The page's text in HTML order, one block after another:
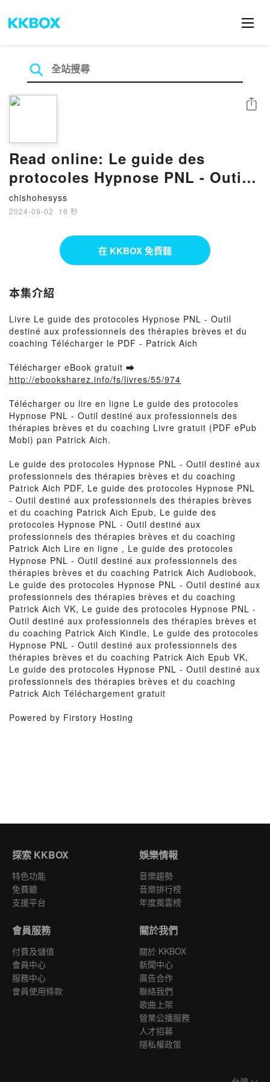
Read online: Le guide des
protocoles Hypnose PNL - Outil
destiné aux professionnels des
thérapies brèves et du coaching
chishohesyss
2024-09-02 · 16 秒
分享
在 KKBOX 免費聽
本集介紹
Livre Le guide des protocoles Hypnose PNL - Outil
destiné aux professionnels des thérapies brèves et du
coaching Télécharger le PDF - Patrick Aich
Télécharger eBook gratuit ➡
http://ebooksharez.info/fs/livres/55/974
Télécharger ou lire en ligne Le guide des protocoles
Hypnose PNL - Outil destiné aux professionnels des
thérapies brèves et du coaching Livre gratuit (PDF ePub
Mobi) pan Patrick Aich.
Le guide des protocoles Hypnose PNL - Outil destiné aux
professionnels des thérapies brèves et du coaching
Patrick Aich PDF, Le guide des protocoles Hypnose PNL
- Outil destiné aux professionnels des thérapies brèves
et du coaching Patrick Aich Epub, Le guide des
protocoles Hypnose PNL - Outil destiné aux
professionnels des thérapies brèves et du coaching
Patrick Aich Lire en ligne , Le guide des protocoles
Hypnose PNL - Outil destiné aux professionnels des
thérapies brèves et du coaching Patrick Aich Audiobook,
Le guide des protocoles Hypnose PNL - Outil destiné aux
professionnels des thérapies brèves et du coaching
Patrick Aich VK, Le guide des protocoles Hypnose PNL -
Outil destiné aux professionnels des thérapies brèves et
du coaching Patrick Aich Kindle, Le guide des protocoles
Hypnose PNL - Outil destiné aux professionnels des
thérapies brèves et du coaching Patrick Aich Epub VK,
Le guide des protocoles Hypnose PNL - Outil destiné aux
professionnels des thérapies brèves et du coaching
Patrick Aich Téléchargement gratuit
Powered by Firstory Hosting
探索 KKBOX
特色功能
免費聽
支援平台
娛樂情報
音樂趨勢
音樂排行榜
年度風雲榜
會員服務
付費及儲值
會員中心
服務中心
會員使用條款
關於我們
關於 KKBOX
新聞中心
廣告合作
聯絡我們
歌曲上架
營業公播服務
人才招募
隱私權政策